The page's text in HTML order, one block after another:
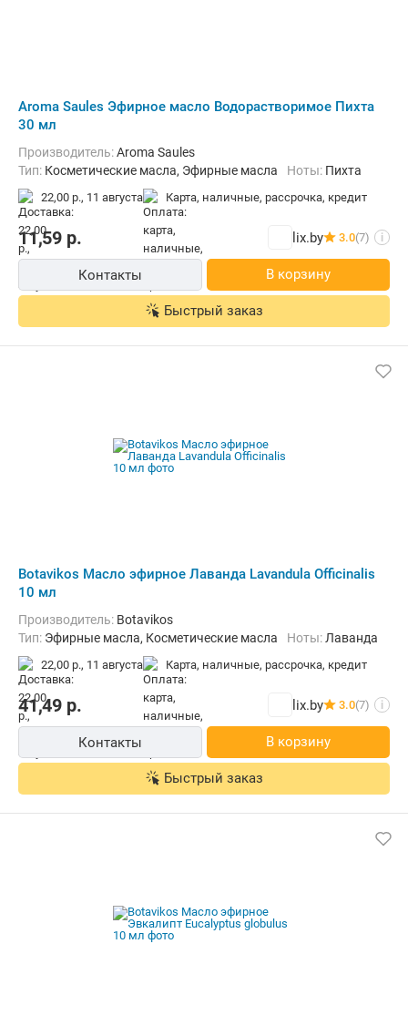
Aroma Saules Эфирное масло Водорастворимое Пихта
30 мл
Производитель:Aroma Saules
Тип: Косметические масла, Эфирные масла Ноты: Пихта
22,00 р., 11 августа карта, наличные, рассрочка, кредит
11,59 р. lix.by 3.0(7) i
Контакты В корзину
Быстрый заказ
Botavikos Масло эфирное Лаванда Lavandula Officinalis
10 мл
Производитель: Botavikos
Тип: Эфирные масла, Косметические масла Ноты: Лаванда
22,00 р., 11 августа карта, наличные, рассрочка, кредит
41,49 р. lix.by 3.0(7) i
Контакты В корзину
Быстрый заказ